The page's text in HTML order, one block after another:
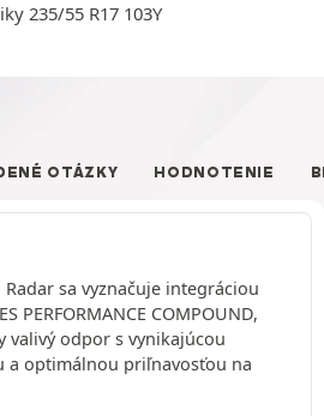
235/55 R17 103Y
OTÁZKY HODNOTENIE
sa vyznačuje integráciou
PERFORMANCE COMPOUND,
valivý odpor s vynikajúcou
a optimálnou priľnavosťou na